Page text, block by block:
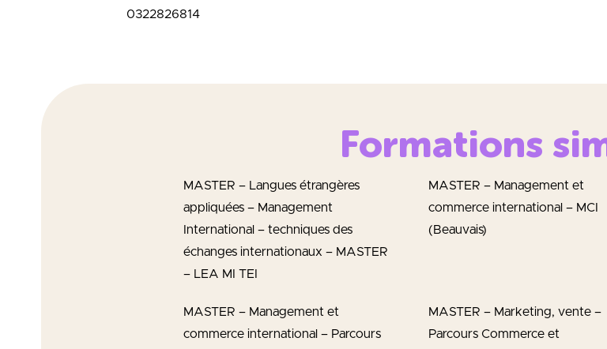
0322826814
Formations
MASTER – Langues étrangères
appliquées – Management
International – techniques des
échanges internationaux – MASTER
– LEA MI TEI
MASTER – Management et
commerce international – MCI
(Beauvais)
MASTER – Management et
commerce international – Parcours
MASTER – Marketing, vente –
Parcours Commerce et